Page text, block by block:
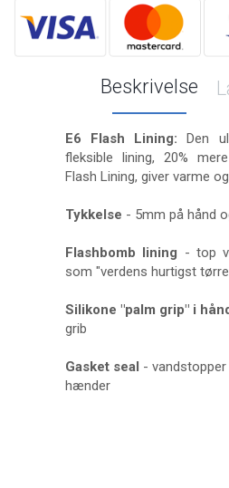
Beskrivelse
E6 Flash Lining: Den
fleksible lining, 20%
Flash Lining, giver varme
Tykkelse - 5mm på hånd
Flashbomb lining - top
som "verdens hurtigst
Silikone "palm grip" i
grib
Gasket seal -
hænder